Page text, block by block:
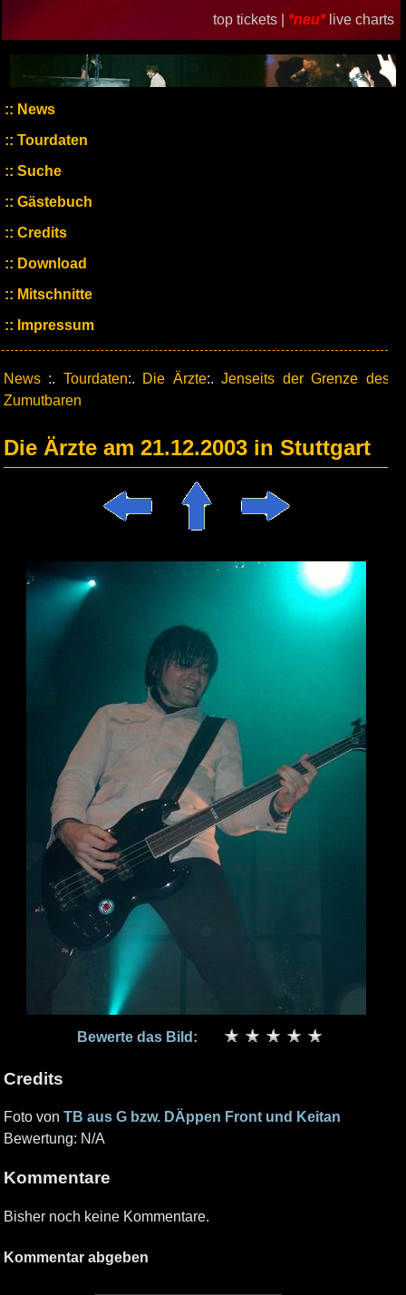
top tickets | *neu* live charts
News
Tourdaten
Suche
Gästebuch
Credits
Download
Mitschnitte
Impressum
News :. Tourdaten:. Die Ärzte:.Jenseits der Grenze des
Zumutbaren
Die Ärzte am 21.12.2003 in Stuttgart
Bewerte das Bild:
Credits
Foto von TB aus G bzw. DÄppen Front und Keitan
Bewertung: N/A
Kommentare
Bisher noch keine Kommentare.
Kommentar abgeben